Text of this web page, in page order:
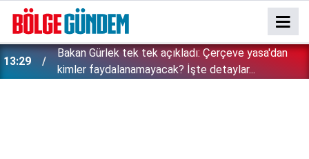
13:29
Bakan Gürlek tek tek açıkladı: Çerçeve yasa'dan
kimler faydalanamayacak? İşte detaylar...